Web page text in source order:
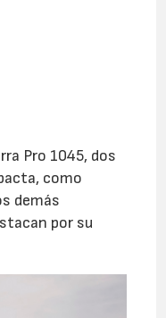
Pro 1045, dos
como
demás
por su